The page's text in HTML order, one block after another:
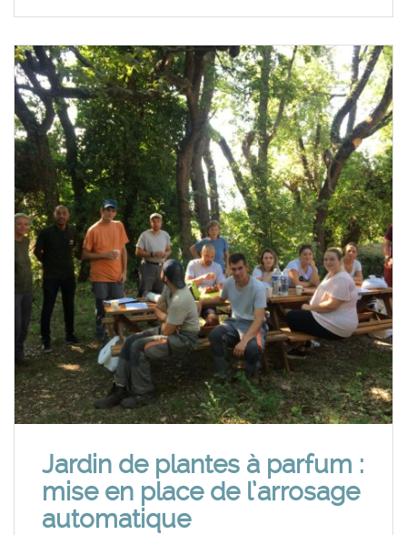
Jardin de plantes à parfum :
mise en place de l’arrosage
automatique